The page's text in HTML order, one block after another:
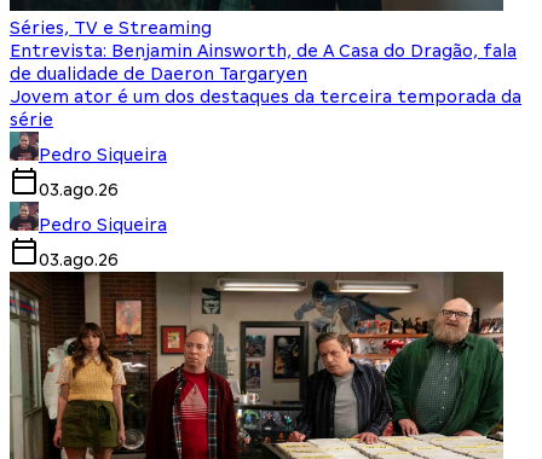
Séries, TV e Streaming
Entrevista: Benjamin Ainsworth, de A Casa do Dragão, fala
de dualidade de Daeron Targaryen
Jovem ator é um dos destaques da terceira temporada da
série
Pedro Siqueira
03.ago.26
Pedro Siqueira
03.ago.26